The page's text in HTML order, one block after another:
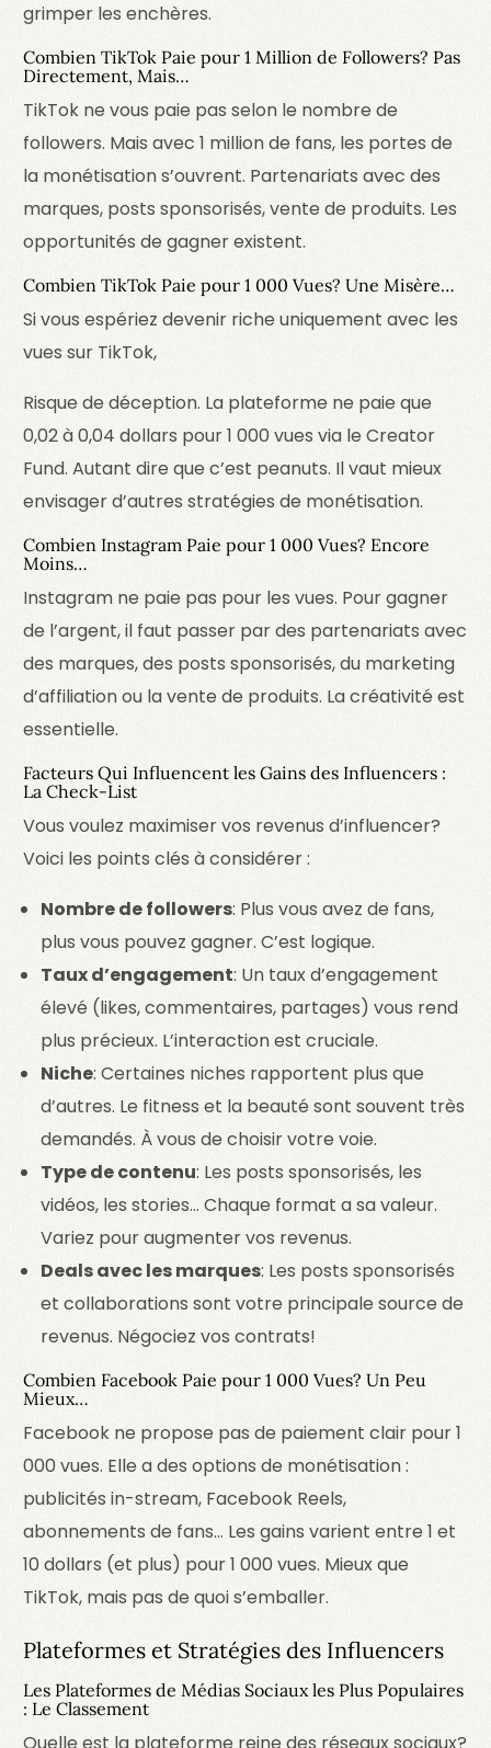
grimper les enchères.
Combien TikTok Paie pour 1 Million de Followers? Pas
Directement, Mais…
TikTok ne vous paie pas selon le nombre de
followers. Mais avec 1 million de fans, les portes de
la monétisation s’ouvrent. Partenariats avec des
marques, posts sponsorisés, vente de produits. Les
opportunités de gagner existent.
Combien TikTok Paie pour 1 000 Vues? Une Misère…
Si vous espériez devenir riche uniquement avec les
vues sur TikTok,
Risque de déception. La plateforme ne paie que
0,02 à 0,04 dollars pour 1 000 vues via le Creator
Fund. Autant dire que c’est peanuts. Il vaut mieux
envisager d’autres stratégies de monétisation.
Combien Instagram Paie pour 1 000 Vues? Encore
Moins…
Instagram ne paie pas pour les vues. Pour gagner
de l’argent, il faut passer par des partenariats avec
des marques, des posts sponsorisés, du marketing
d’affiliation ou la vente de produits. La créativité est
essentielle.
Facteurs Qui Influencent les Gains des Influencers :
La Check-List
Vous voulez maximiser vos revenus d’influencer?
Voici les points clés à considérer :
Nombre de followers: Plus vous avez de fans,
plus vous pouvez gagner. C’est logique.
Taux d’engagement: Un taux d’engagement
élevé (likes, commentaires, partages) vous rend
plus précieux. L’interaction est cruciale.
Niche: Certaines niches rapportent plus que
d’autres. Le fitness et la beauté sont souvent très
demandés. À vous de choisir votre voie.
Type de contenu: Les posts sponsorisés, les
vidéos, les stories… Chaque format a sa valeur.
Variez pour augmenter vos revenus.
Deals avec les marques: Les posts sponsorisés
et collaborations sont votre principale source de
revenus. Négociez vos contrats!
Combien Facebook Paie pour 1 000 Vues? Un Peu
Mieux…
Facebook ne propose pas de paiement clair pour 1
000 vues. Elle a des options de monétisation :
publicités in-stream, Facebook Reels,
abonnements de fans… Les gains varient entre 1 et
10 dollars (et plus) pour 1 000 vues. Mieux que
TikTok, mais pas de quoi s’emballer.
Plateformes et Stratégies des Influencers
Les Plateformes de Médias Sociaux les Plus Populaires
: Le Classement